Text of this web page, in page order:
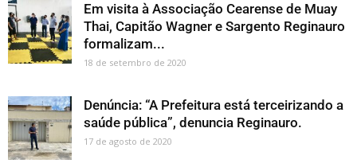
Em visita à Associação Cearense de Muay
Thai, Capitão Wagner e Sargento Reginauro
formalizam...
18 de setembro de 2020
Denúncia: “A Prefeitura está terceirizando a
saúde pública”, denuncia Reginauro.
17 de agosto de 2020